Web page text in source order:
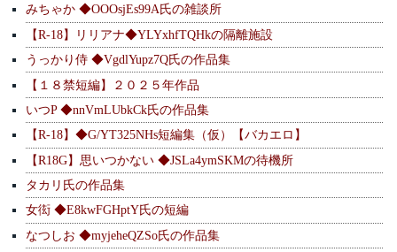
みちゃか ◆OOOsjEs99A氏の雑談所
【R-18】リリアナ◆YLYxhfTQHkの隔離施設
うっかり侍 ◆VgdlYupz7Q氏の作品集
【１８禁短編】２０２５年作品
いつP ◆nnVmLUbkCk氏の作品集
【R-18】◆G/YT325NHs短編集（仮）【バカエロ】
【R18G】思いつかない ◆JSLa4ymSKMの待機所
タカリ氏の作品集
女衒 ◆E8kwFGHptY氏の短編
なつしお ◆myjeheQZSo氏の作品集